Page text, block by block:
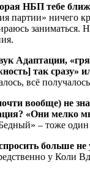
НБП тебе
партии» ничего
Адаптации,
так сразу»
всё
вообще) не
«Они мелко
– тоже
больше
у Коли